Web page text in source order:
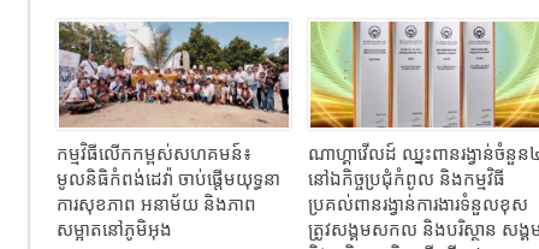
កម្មវិធីលើកកម្ពស់សហគមន៍៖
មូលនិធិកំពង់ដេវ៉ា ចាប់ផ្តើមយុទ្ធនា
ការសុខភាព អនាម័យ និងភាព
សម្អាតនៅភូមិអុង
ណាហ្គាវើលដ៍ ឈ្នះពានរង្វាន់ចំនួន
នៅឯកិច្ចប្រជុំកំពូល និងកម្មវិធី
ប្រគល់ពានរង្វាន់ការងារទំនួលខុស
ត្រូវសង្គមសកល និងបរិស្ថាន សង្គ